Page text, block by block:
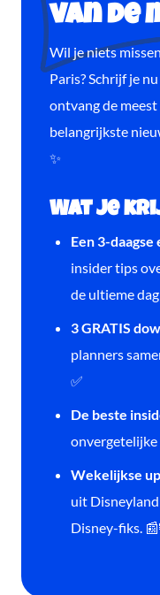
van de
Wil je niets
Paris? Schrijf je
ontvang de
belangrijkste
✨
Wat je
Een 3-
insider tips
de ultieme
3 GRATIS
planners
✅
De beste
onvergetelijke
Wekelijkse
uit
Disney-fiks.